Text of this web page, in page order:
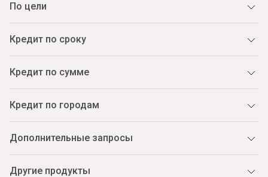
По цели
Кредит по сроку
Кредит по сумме
Кредит по городам
Дополнительные запросы
Другие продукты